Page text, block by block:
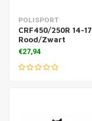
POLISPORT
CRF450/250R 14-17
Rood/Zwart
€27,94